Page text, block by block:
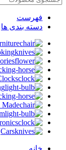
فهرست
دسته بندی ها
Made
Cars
خانه